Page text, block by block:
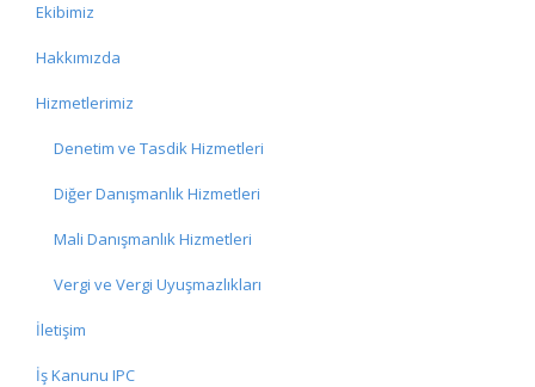
Ekibimiz
Hakkımızda
Hizmetlerimiz
Denetim ve Tasdik Hizmetleri
Diğer Danışmanlık Hizmetleri
Mali Danışmanlık Hizmetleri
Vergi ve Vergi Uyuşmazlıkları
İletişim
İş Kanunu IPC